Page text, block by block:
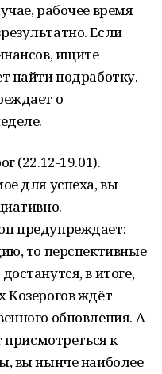
рабочее время
Если
ищите
найти подработку.
о
(22.12-19.01).
для успеха, вы
предупреждает:
то перспективные
в итоге,
ждёт
обновления. А
присмотреться к
вы нынче наиболее